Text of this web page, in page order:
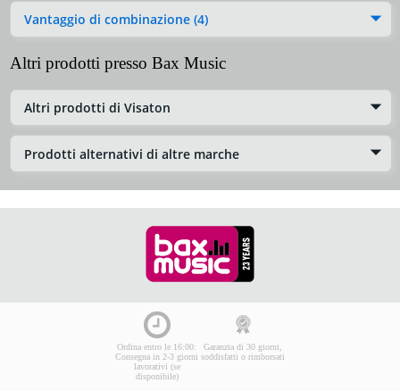
Vantaggio di combinazione (4)
Altri prodotti presso Bax Music
Altri prodotti di Visaton
Prodotti alternativi di altre marche
Ordina entro le 16:00:
Consegna in 2-3 giorni
lavorativi (se
disponibile)
Garanzia di 30 giorni,
soddisfatti o rimborsati